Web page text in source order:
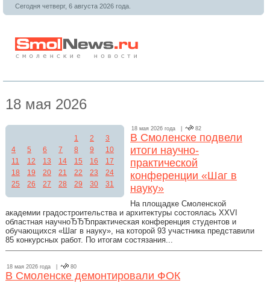
Сегодня четверг, 6 августа 2026 года.
18 мая 2026
1 2
3
4
5 6 7 8 9
10
11
12 13 14 15 16
17
18
19 20 21 22 23
24
25
26 27 28 29 30 31
18 мая 2026 года | 82
В Смоленске подвели
итоги научно-
практической
конференции «Шаг в
науку»
На площадке Смоленской
академии градостроительства и архитектуры состоялась XXVI
областная научноЂЂЂпрактическая конференция студентов и
обучающихся «Шаг в науку», на которой 93 участника представили
85 конкурсных работ. По итогам состязания...
18 мая 2026 года | 80
В Смоленске демонтировали ФОК